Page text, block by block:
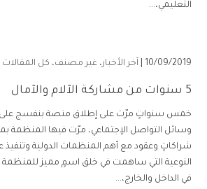
التعليمي،...
10/09/2019 | آخر الأخبار، غير مصنف، كل المقالات
5 سنوات من مشاركة الآلام والآمال
خمس سنواتٍ مرّت على إطلاق منصة بنفسج
وسائل التواصل الإجتماعي، مرّت فيها المنظمة
شراكاتٍ وعقود مع أهم المنظمات الدولية
النوعية التي ساهمت في خلق اسمٍ مميز للمنظمة
في الداخل والخارج،...